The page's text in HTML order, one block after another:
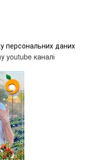
персональних даних
youtube каналі